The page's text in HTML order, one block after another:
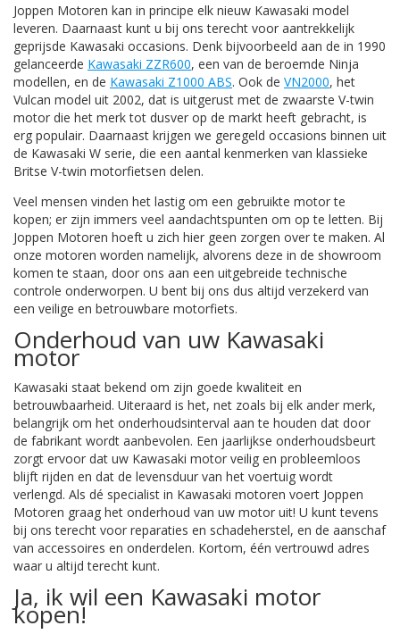
Joppen Motoren kan in principe elk nieuw Kawasaki model
leveren. Daarnaast kunt u bij ons terecht voor aantrekkelijk
geprijsde Kawasaki occasions. Denk bijvoorbeeld aan de in 1990
gelanceerde Kawasaki ZZR600, een van de beroemde Ninja
modellen, en de Kawasaki Z1000 ABS. Ook de VN2000, het
Vulcan model uit 2002, dat is uitgerust met de zwaarste V-twin
motor die het merk tot dusver op de markt heeft gebracht, is
erg populair. Daarnaast krijgen we geregeld occasions binnen uit
de Kawasaki W serie, die een aantal kenmerken van klassieke
Britse V-twin motorfietsen delen.
Veel mensen vinden het lastig om een gebruikte motor te
kopen; er zijn immers veel aandachtspunten om op te letten. Bij
Joppen Motoren hoeft u zich hier geen zorgen over te maken. Al
onze motoren worden namelijk, alvorens deze in de showroom
komen te staan, door ons aan een uitgebreide technische
controle onderworpen. U bent bij ons dus altijd verzekerd van
een veilige en betrouwbare motorfiets.
Onderhoud van uw Kawasaki
motor
Kawasaki staat bekend om zijn goede kwaliteit en
betrouwbaarheid. Uiteraard is het, net zoals bij elk ander merk,
belangrijk om het onderhoudsinterval aan te houden dat door
de fabrikant wordt aanbevolen. Een jaarlijkse onderhoudsbeurt
zorgt ervoor dat uw Kawasaki motor veilig en probleemloos
blijft rijden en dat de levensduur van het voertuig wordt
verlengd. Als dé specialist in Kawasaki motoren voert Joppen
Motoren graag het onderhoud van uw motor uit! U kunt tevens
bij ons terecht voor reparaties en schadeherstel, en de aanschaf
van accessoires en onderdelen. Kortom, één vertrouwd adres
waar u altijd terecht kunt.
Ja, ik wil een Kawasaki motor
kopen!